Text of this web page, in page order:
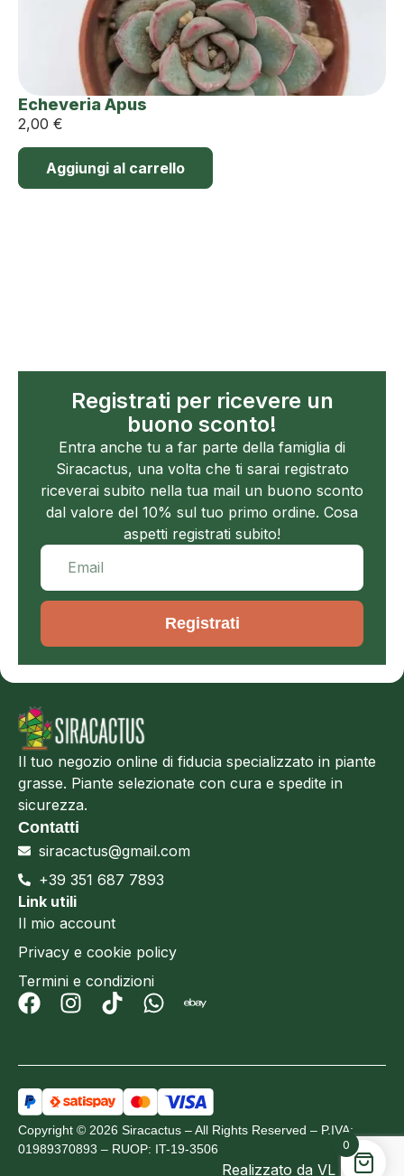
Echeveria Apus
2,00 €
Aggiungi al carrello
Registrati per ricevere un
buono sconto!
Entra anche tu a far parte della famiglia di
Siracactus, una volta che ti sarai registrato
riceverai subito nella tua mail un buono sconto
dal valore del 10% sul tuo primo ordine. Cosa
aspetti registrati subito!
Registrati
Il tuo negozio online di fiducia specializzato in piante
grasse. Piante selezionate con cura e spedite in
sicurezza.
Contatti
siracactus@gmail.com
+39 351 687 7893
Link utili
Il mio account
Privacy e cookie policy
Termini e condizioni
Copyright © 2026 Siracactus – All Rights Reserved – P.IVA:
01989370893 – RUOP: IT-19-3506
Realizzato da VL Design
0